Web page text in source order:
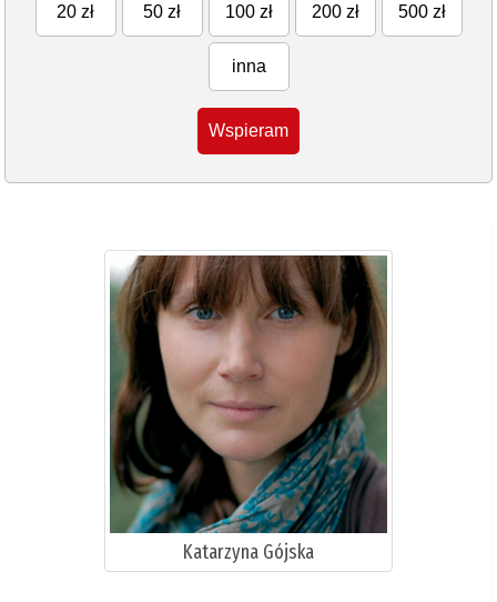
20 zł 50 zł 100 zł 200 zł 500 zł
inna
Wspieram
Katarzyna Gójska